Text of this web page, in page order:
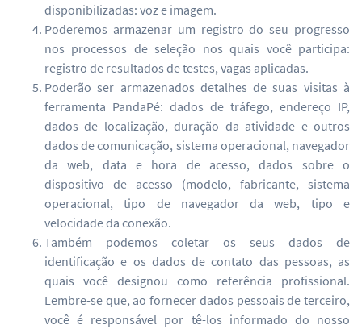
disponibilizadas: voz e imagem.
Poderemos armazenar um registro do seu progresso
nos processos de seleção nos quais você participa:
registro de resultados de testes, vagas aplicadas.
Poderão ser armazenados detalhes de suas visitas à
ferramenta PandaPé: dados de tráfego, endereço IP,
dados de localização, duração da atividade e outros
dados de comunicação, sistema operacional, navegador
da web, data e hora de acesso, dados sobre o
dispositivo de acesso (modelo, fabricante, sistema
operacional, tipo de navegador da web, tipo e
velocidade da conexão.
Também podemos coletar os seus dados de
identificação e os dados de contato das pessoas, as
quais você designou como referência profissional.
Lembre-se que, ao fornecer dados pessoais de terceiro,
você é responsável por tê-los informado do nosso